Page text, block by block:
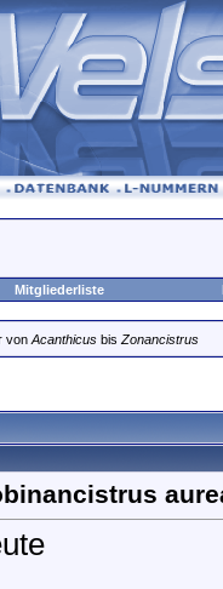
Mitgliederliste
von Acanthicus bis Zonancistrus